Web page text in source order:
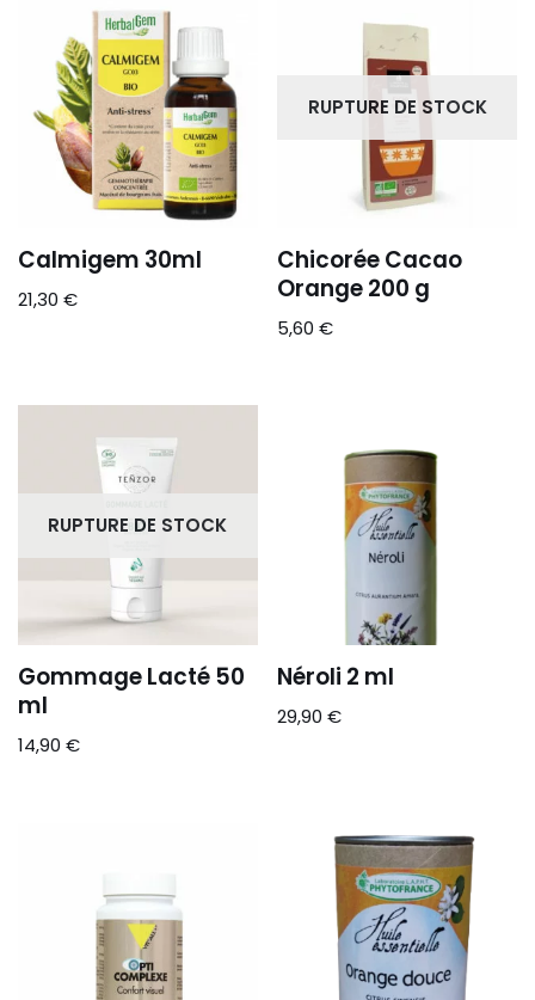
Calmigem 30ml
21,30 €
RUPTURE DE STOCK
Chicorée Cacao
Orange 200 g
5,60€
RUPTURE DE STOCK
Gommage Lacté 50
ml
14,90 €
Néroli 2 ml
29,90€